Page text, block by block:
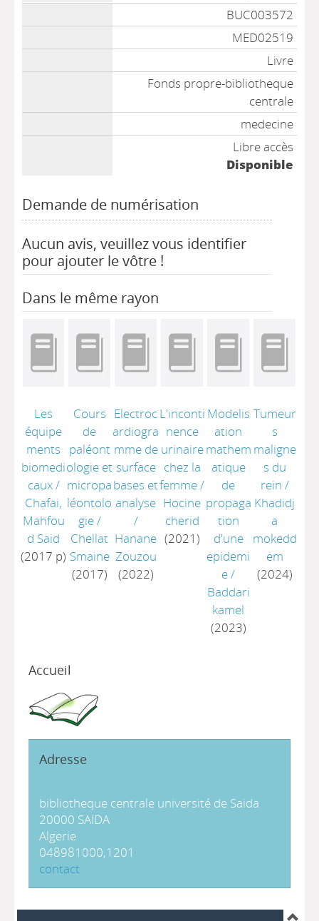
BUC003572
MED02519
Livre
Fonds propre-bibliotheque
centrale
medecine
Libre accès
Disponible
Demande de numérisation
Aucun avis, veuillez vous identifier
pour ajouter le vôtre !
Dans le même rayon
Les
équipe
ments
biomedi
caux/
Chafai,
Mahfou
d Said
(2017 p)
Cours
de
paléont
ologie et
micropa
léontolo
gie/
Chellat
Smaine
(2017)
Electroc
ardiogra
mme de
surface
bases et
analyse
/
Hanane
Zouzou
(2022)
L'inconti
nence
urinaire
chez la
femme/
Hocine
cherid
(2021)
Modelis
ation
mathem
atique
de
propaga
tion
d'une
epidemi
e/
Baddari
kamel
(2023)
Tumeur
s
maligne
s du
rein /
Khadidj
a
mokedd
em
(2024)
Accueil
Adresse
bibliotheque centrale université de Saida
20000 SAIDA
Algerie
048981000,1201
contact